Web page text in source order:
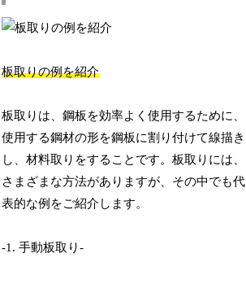
板取りの例を紹介
板取りは、鋼板を効率よく使用するために、
使用する鋼材の形を鋼板に割り付けて線描き
し、材料取りをすることです。板取りには、
さまざまな方法がありますが、その中でも代
表的な例をご紹介します。
-1. 手動板取り-